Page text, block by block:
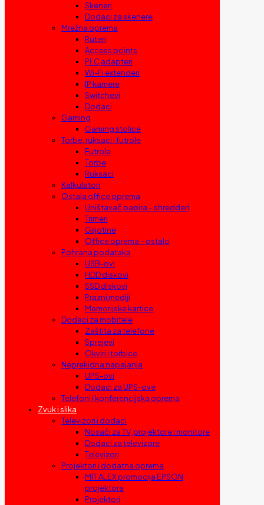
Skeneri
Dodaci za skenere
Mrežna oprema
Ruteri
Access points
PLC adapteri
Wi-Fi extenderi
IP kamere
Switchevi
Dodaci
Gaming
Gaming stolice
Torbe, ruksaci i futrole
Futrole
Torbe
Ruksaci
Kalkulatori
Ostala office oprema
Uništavač papira – shredderi
Trimeri
Giljotine
Office oprema – ostalo
Pohrana podataka
USB-ovi
HDD diskovi
SSD diskovi
Prazni mediji
Memorijske kartice
Dodaci za mobitele
Zaštita za telefone
Sprejevi
Okviri i torbice
Neprekidna napajanja
UPS-ovi
Dodaci za UPS-ove
Telefoni i konferencijska oprema
Zvuk i slika
Televizori i dodaci
Nosači za TV, projektore i monitore
Dodaci za televizore
Televizori
Projektori i dodatna oprema
MIT ALEX promocija EPSON
projektora
Projektori